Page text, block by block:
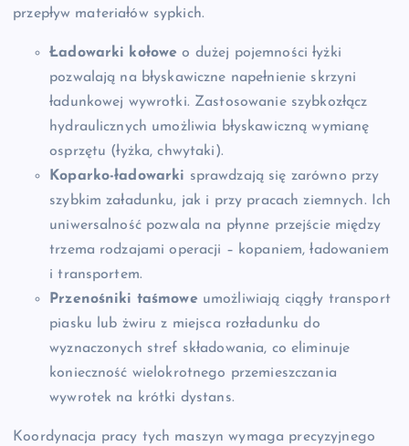
przepływ materiałów sypkich.
Ładowarki kołowe o dużej pojemności łyżki
pozwalają na błyskawiczne napełnienie skrzyni
ładunkowej wywrotki. Zastosowanie szybkozłącz
hydraulicznych umożliwia błyskawiczną wymianę
osprzętu (łyżka, chwytaki).
Koparko-ładowarki sprawdzają się zarówno przy
szybkim załadunku, jak i przy pracach ziemnych. Ich
uniwersalność pozwala na płynne przejście między
trzema rodzajami operacji – kopaniem, ładowaniem
i transportem.
Przenośniki taśmoweumożliwiają ciągły transport
piasku lub żwiru z miejsca rozładunku do
wyznaczonych stref składowania, co eliminuje
konieczność wielokrotnego przemieszczania
wywrotek na krótki dystans.
Koordynacja pracy tych maszyn wymaga precyzyjnego